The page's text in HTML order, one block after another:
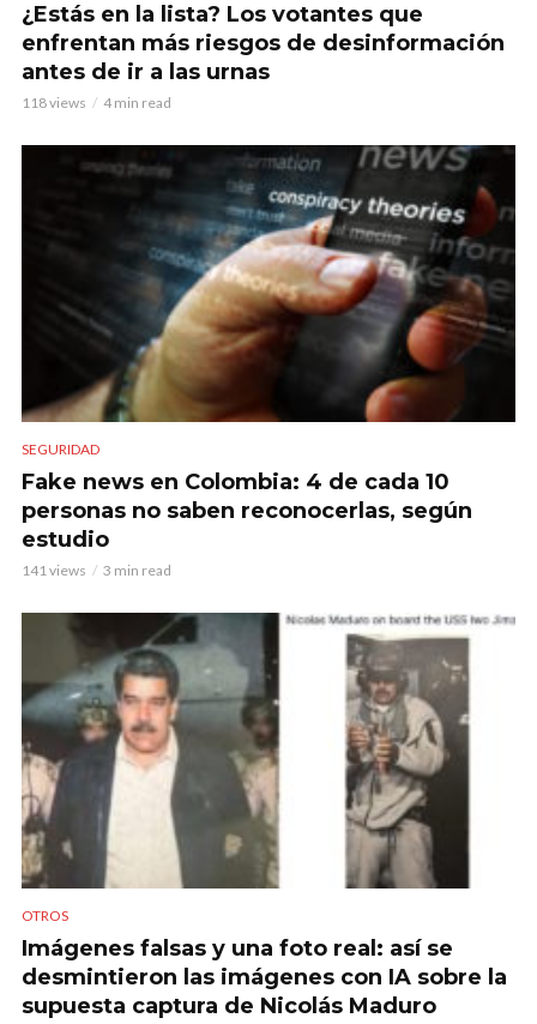
¿Estás en la lista? Los votantes que
enfrentan más riesgos de desinformación
antes de ir a las urnas
118 views 4 min read
SEGURIDAD
Fake news en Colombia: 4 de cada 10
personas no saben reconocerlas, según
estudio
141 views 3 min read
OTROS
Imágenes falsas y una foto real: así se
desmintieron las imágenes con IA sobre la
supuesta captura de Nicolás Maduro